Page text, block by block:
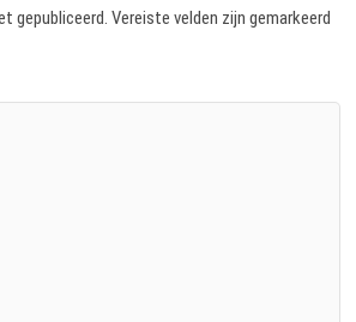
gepubliceerd. Vereiste velden zijn gemarkeerd